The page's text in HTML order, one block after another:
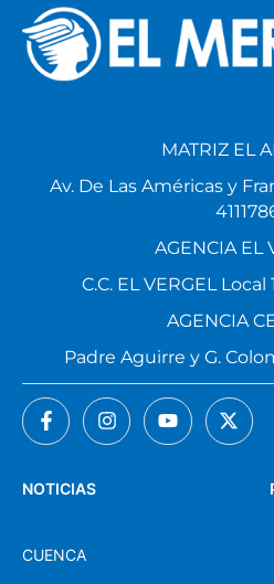
NOTICIAS
CUENCA
MATRIZ EL
Av. De Las Américas y
AGENCIA EL
C.C. EL VERGEL Local
AGENCIA
Padre Aguirre y G.